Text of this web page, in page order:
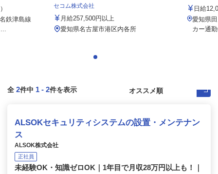
鉄津島線
セコム株式会社
月給257,500円以上
愛知県名古屋市港区内各所
日給
愛知県
カー通
全 2件中 1 - 2件を表示
ALSOKセキュリティシステムの設置・メンテナン
ス
ALSOK株式会社
正社員
未経験OK・知識ゼロOK｜1年目で月収28万円以上も！｜